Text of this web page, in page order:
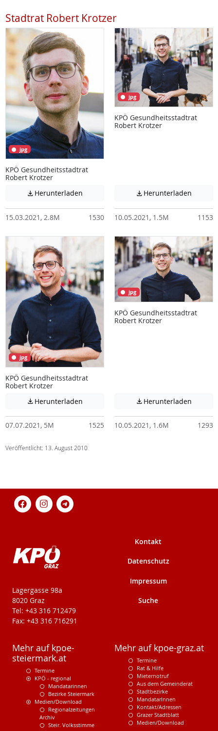
Stadtrat Robert Krotzer
jpg
KPÖ Gesundheitsstadtrat
Robert Krotzer
 Herunterladen Achtung: Diese Datei enthält unter
15.03.2021, 2.8M 1530
jpg
KPÖ Gesundheitsstadtrat
Robert Krotzer
 Herunterladen
10.05.2021, 1.5M 1153
jpg
KPÖ Gesundheitsstadtrat
Robert Krotzer
 Herunterladen Achtung: Diese Datei enthält unter
07.07.2021, 5M 1525
jpg
KPÖ Gesundheitsstadtrat
Robert Krotzer
 Herunterladen
10.05.2021, 1.6M 1293
Veröffentlicht: 13. August 2010
KPÖ-Steiermark
Lagergasse 98a
8020 Graz
Tel: +43 316 712479
Fax: +43 316 716291
Kontakt
Datenschutz
Impressum
Suche
Mehr auf kpoe-
steiermark.at
Termine
KPÖ - regional
Mandatarinnen
Bezirke Steiermark
Medien/Download
Regionalzeitungen
Archiv
Steir. Volksstimme
Mehr auf kpoe-graz.at
Termine
Rat & Hilfe
Mieternotruf
Aus dem Gemeinderat
Stadtbezirke
MandatarInnen
Kontakt/Adressen
Grazer Stadtblatt
Medien/Download